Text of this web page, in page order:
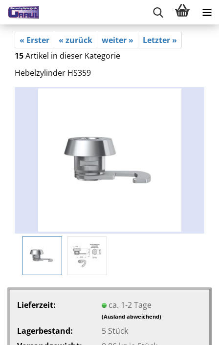
« Erster « zurück weiter »
Letzter »
15Artikel in dieser Kategorie
Hebelzylinder HS359
Lieferzeit: ca. 1-2 Tage
(Ausland abweichend)
Lagerbestand: 5 Stück